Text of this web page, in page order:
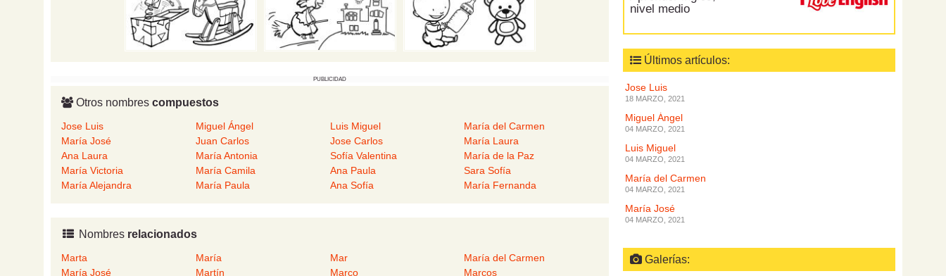
PUBLICIDAD
Otros nombres compuestos
Jose Luis Miguel Ángel Luis Miguel
María del Carmen
María José
Juan Carlos Jose Carlos
María Laura
Ana Laura
María Antonia Sofía Valentina
María de la Paz
María Victoria
María Camila Ana Paula
Sara Sofía
María Alejandra
María Paula Ana Sofía María Fernanda
Nombres relacionados
Marta María Mar
María del Carmen
María José
Martín Marco
Marcos
nivel medio
Últimos artículos:
Jose Luis
18 MARZO, 2021
Miguel Ángel
04 MARZO, 2021
Luis Miguel
04 MARZO, 2021
María del Carmen
04 MARZO, 2021
María José
04 MARZO, 2021
Galerías: